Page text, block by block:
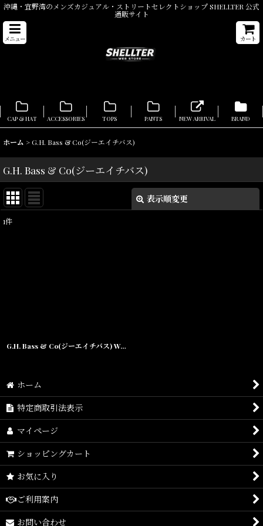
沖縄・宜野湾のメンズカジュアル・ストリートセレクトショップ SHELLTER 公式
通販サイト
メニュー カート
CAP & HAT ACCESSORIES TOPS PANTS NEW ARRIVAL BRAND
ホーム >G.H. Bass & Co(ジーエイチバス)
G.H. Bass & Co(ジーエイチバス)
表示順変更
1件
G.H. Bass & Co(ジーエイチバス) Weejuns Hancok ウィージャンズ ローファー
ホーム
特定商取引法表示
マイページ
ショッピングカート
お気に入り
ご利用案内
お問い合わせ